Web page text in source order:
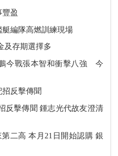
盈
編隊高燃訓練現場
四大優勢 資金及存期選擇多
今戰張本智和衝擊八強 今
反擊傳聞
光代故友澄清
開始認購 銀